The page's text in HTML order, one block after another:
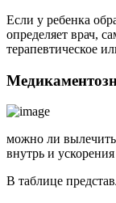
Если у ребенка
определяет врач,
терапевтическое
можно ли вылечить
внутрь и
В таблице